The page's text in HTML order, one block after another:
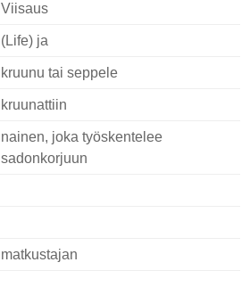
Viisaus
(Life) ja
kruunu tai seppele
kruunattiin
nainen, joka työskentelee
sadonkorjuun
matkustajan